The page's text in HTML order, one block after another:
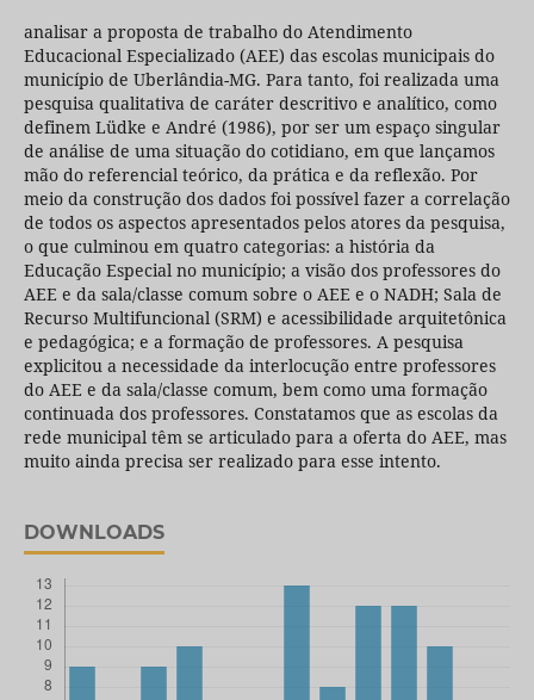
analisar a proposta de trabalho do Atendimento
Educacional Especializado (AEE) das escolas municipais do
município de Uberlândia-MG. Para tanto, foi realizada uma
pesquisa qualitativa de caráter descritivo e analítico, como
definem Lüdke e André (1986), por ser um espaço singular
de análise de uma situação do cotidiano, em que lançamos
mão do referencial teórico, da prática e da reflexão. Por
meio da construção dos dados foi possível fazer a correlação
de todos os aspectos apresentados pelos atores da pesquisa,
o que culminou em quatro categorias: a história da
Educação Especial no município; a visão dos professores do
AEE e da sala/classe comum sobre o AEE e o NADH; Sala de
Recurso Multifuncional (SRM) e acessibilidade arquitetônica
e pedagógica; e a formação de professores. A pesquisa
explicitou a necessidade da interlocução entre professores
do AEE e da sala/classe comum, bem como uma formação
continuada dos professores. Constatamos que as escolas da
rede municipal têm se articulado para a oferta do AEE, mas
muito ainda precisa ser realizado para esse intento.
DOWNLOADS